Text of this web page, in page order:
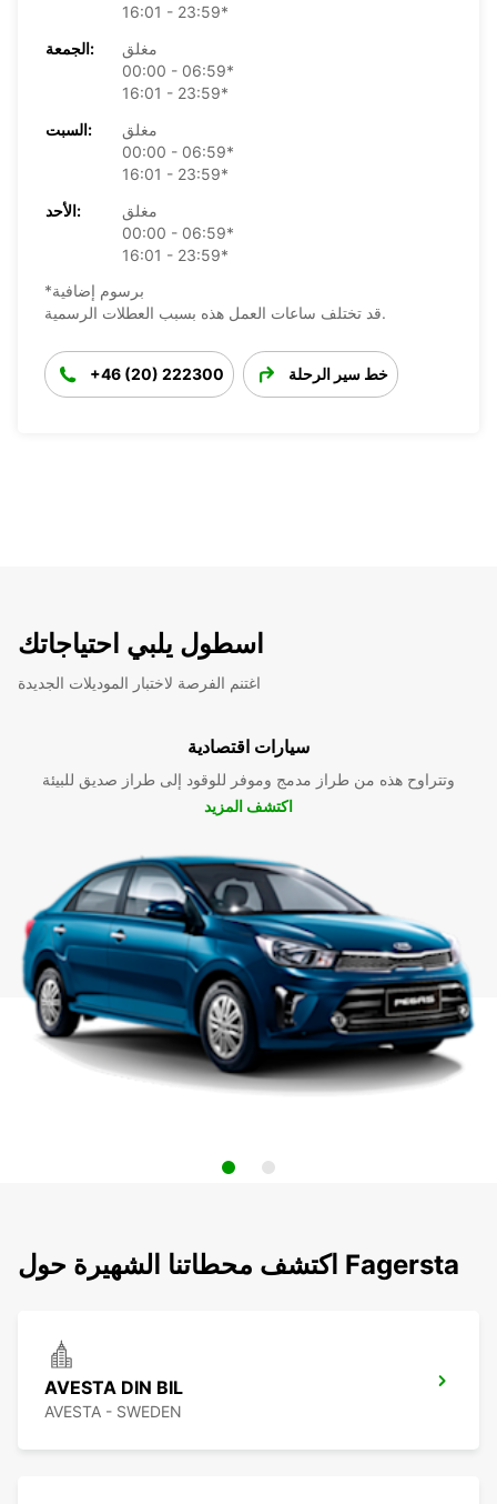
16:01 - 23:59*
الجمعة:
مغلق
00:00 - 06:59*
16:01 - 23:59*
السبت:
مغلق
00:00 - 06:59*
16:01 - 23:59*
الأحد:
مغلق
00:00 - 06:59*
16:01 - 23:59*
*برسوم إضافية
قد تختلف ساعات العمل هذه بسبب العطلات الرسمية.
+46 (20) 222300 خط سير الرحلة
اسطول يلبي احتياجاتك
اغتنم الفرصة لاختبار الموديلات الجديدة
سيارات اقتصادية
وتتراوح هذه من طراز مدمج وموفر للوقود إلى طراز صديق للبيئة
اكتشف المزيد
اكتشف محطاتنا الشهيرة حول Fagersta
AVESTA DIN BIL
AVESTA - SWEDEN